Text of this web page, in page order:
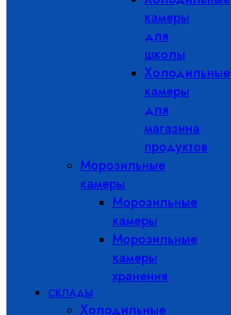
камеры
для
школы
Холодильные
камеры
для
магазина
продуктов
Морозильные
камеры
Морозильные
камеры
Морозильные
камеры
хранения
СКЛАДЫ
Холодильные